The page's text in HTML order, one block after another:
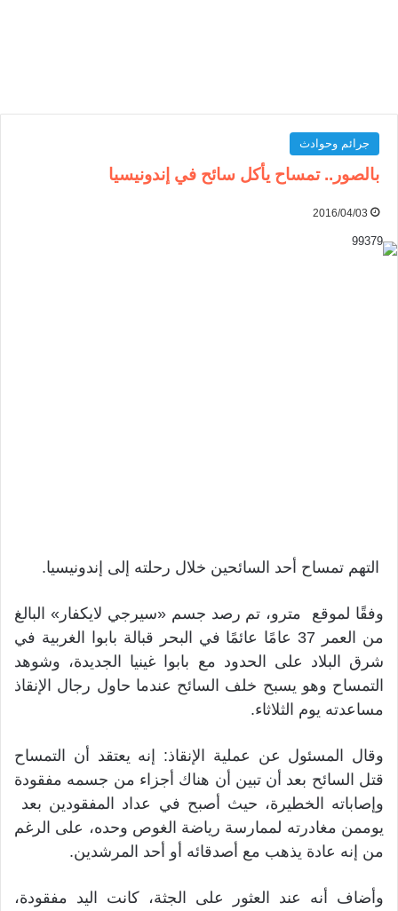
جرائم وحوادث
بالصور.. تمساح يأكل سائح في إندونيسيا
2016/04/03
التهم تمساح أحد السائحين خلال رحلته إلى إندونيسيا.
وفقًا لموقع مترو، تم رصد جسم «سيرجي لايكفار» البالغ
من العمر 37 عامًا عائمًا في البحر قبالة بابوا الغربية في
شرق البلاد على الحدود مع بابوا غينيا الجديدة، وشوهد
التمساح وهو يسبح خلف السائح عندما حاول رجال الإنقاذ
مساعدته يوم الثلاثاء.
وقال المسئول عن عملية الإنقاذ: إنه يعتقد أن التمساح
قتل السائح بعد أن تبين أن هناك أجزاء من جسمه مفقودة
وإصاباته الخطيرة، حيث أصبح في عداد المفقودين بعد
يوممن مغادرته لممارسة رياضة الغوص وحده، على الرغم
من إنه عادة يذهب مع أصدقائه أو أحد المرشدين.
وأضاف أنه عند العثور على الجثة، كانت اليد مفقودة،